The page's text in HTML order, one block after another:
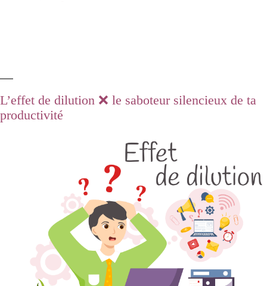
L’effet de dilution ❌ le saboteur silencieux de ta
productivité